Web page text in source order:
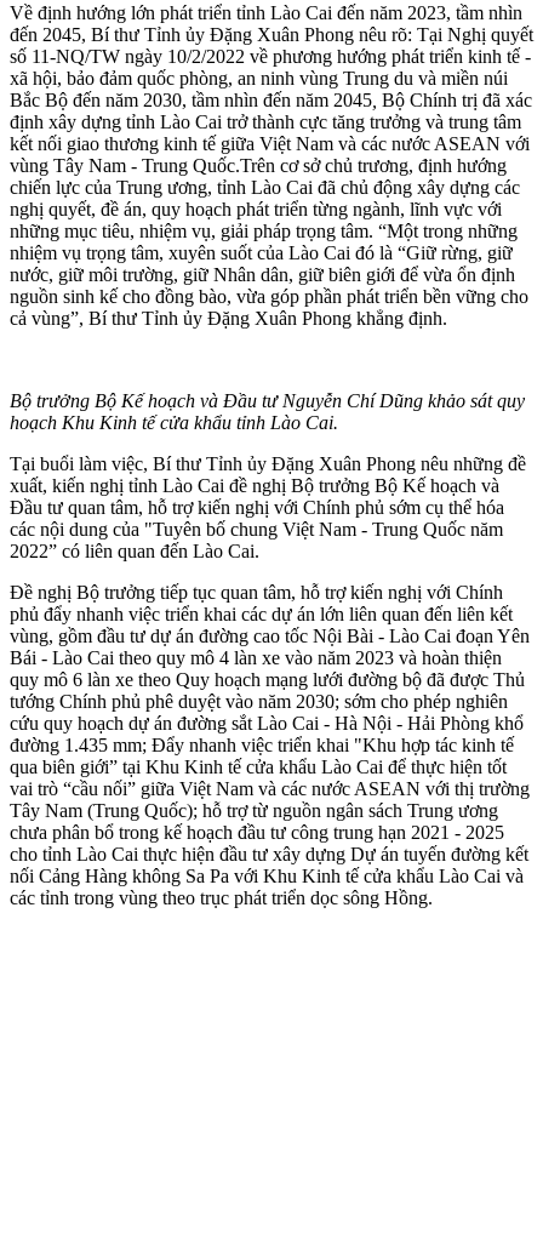
Về định hướng lớn phát triển tỉnh Lào Cai đến năm 2023, tầm nhìn
đến 2045, Bí thư Tỉnh ủy Đặng Xuân Phong nêu rõ: Tại Nghị quyết
số 11-NQ/TW ngày 10/2/2022 về phương hướng phát triển kinh tế -
xã hội, bảo đảm quốc phòng, an ninh vùng Trung du và miền núi
Bắc Bộ đến năm 2030, tầm nhìn đến năm 2045 Bộ Chính trị đã xác
định xây dựng tỉnh Lào Cai trở thành cực tăng trưởng và trung tâm
kết nối giao thương kinh tế giữa Việt Nam và các nước ASEAN với
vùng Tây Nam - Trung Quốc.Trên cơ sở chủ trương, định hướng
chiến lực của Trung ương, tỉnh Lào Cai đã chủ động xây dựng các
nghị quyết, đề án, quy hoạch phát triển từng ngành, lĩnh vực với
những mục tiêu, nhiệm vụ, giải pháp trọng tâm. “Một trong những
nhiệm vụ trọng tâm, xuyên suốt của Lào Cai đó là “Giữ rừng, giữ
nước, giữ môi trường, giữ Nhân dân, giữ biên giới để vừa ổn định
nguồn sinh kế cho đồng bào, vừa góp phần phát triển bền vững cho
cả vùng”, Bí thư Tỉnh ủy Đặng Xuân Phong khẳng định.
Bộ trưởng Bộ Kế hoạch và Đầu tư Nguyễn Chí Dũng khảo sát quy
hoạch Khu Kinh tế cửa khẩu tỉnh Lào Cai.
Tại buổi làm việc, Bí thư Tỉnh ủy Đặng Xuân Phong nêu những đề
xuất, kiến nghị tỉnh Lào Cai đề nghị Bộ trưởng Bộ Kế hoạch và
Đầu tư quan tâm, hỗ trợ kiến nghị với Chính phủ sớm cụ thể hóa
các nội dung của "Tuyên bố chung Việt Nam - Trung Quốc năm
2022” có liên quan đến Lào Cai.
Đề nghị Bộ trưởng tiếp tục quan tâm, hỗ trợ kiến nghị với Chính
phủ đẩy nhanh việc triển khai các dự án lớn liên quan đến liên kết
vùng, gồm đầu tư dự án đường cao tốc Nội Bài - Lào Cai đoạn Yên
Bái - Lào Cai theo quy mô 4 làn xe vào năm 2023 và hoàn thiện
quy mô 6 làn xe theo Quy hoạch mạng lưới đường bộ đã được Thủ
tướng Chính phủ phê duyệt vào năm 2030; sớm cho phép nghiên
cứu quy hoạch dự án đường sắt Lào Cai - Hà Nội - Hải Phòng khổ
đường 1.435 mm; Đẩy nhanh việc triển khai "Khu hợp tác kinh tế
qua biên giới” tại Khu Kinh tế cửa khẩu Lào Cai để thực hiện tốt
vai trò “cầu nối” giữa Việt Nam và các nước ASEAN với thị trường
Tây Nam (Trung Quốc); hỗ trợ từ nguồn ngân sách Trung ương
chưa phân bổ trong kế hoạch đầu tư công trung hạn 2021 - 2025
cho tỉnh Lào Cai thực hiện đầu tư xây dựng Dự án tuyến đường kết
nối Cảng Hàng không Sa Pa với Khu Kinh tế cửa khẩu Lào Cai và
các tỉnh trong vùng theo trục phát triển dọc sông Hồng.